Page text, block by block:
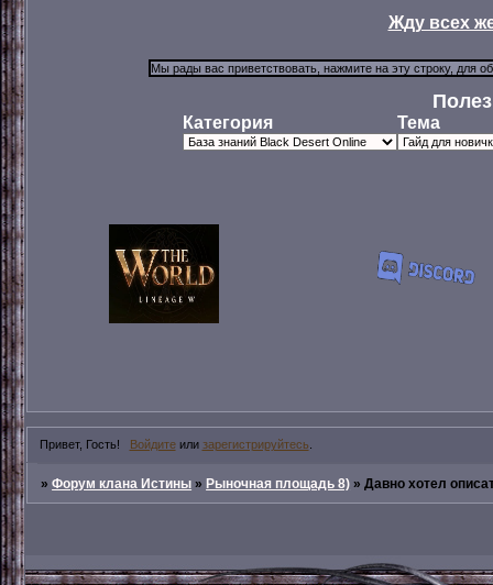
Жду всех
Категория Тема
Привет, Гость! Войдитеили зарегистрируйтесь
»Форум клана Истины »Рыночная площадь 8) »Давно хотел